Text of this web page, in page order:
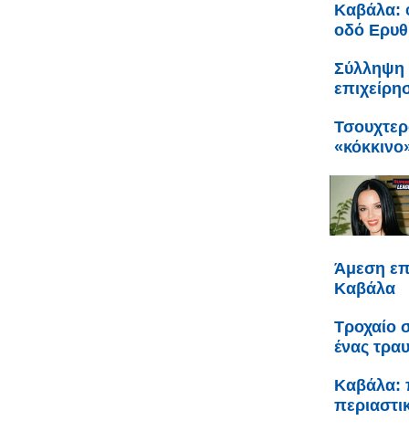
Καβάλα:
οδό
Σύλληψη
Άμεση
Καβάλα
Τροχαίο
ένας
Καβάλα: